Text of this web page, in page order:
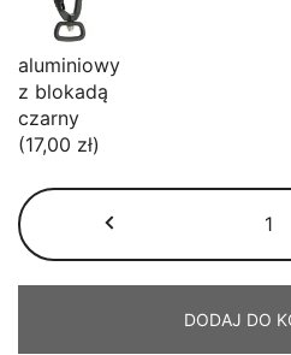
aluminiowy
z blokadą
czarny
(17,00 zł)
DODAJ DO